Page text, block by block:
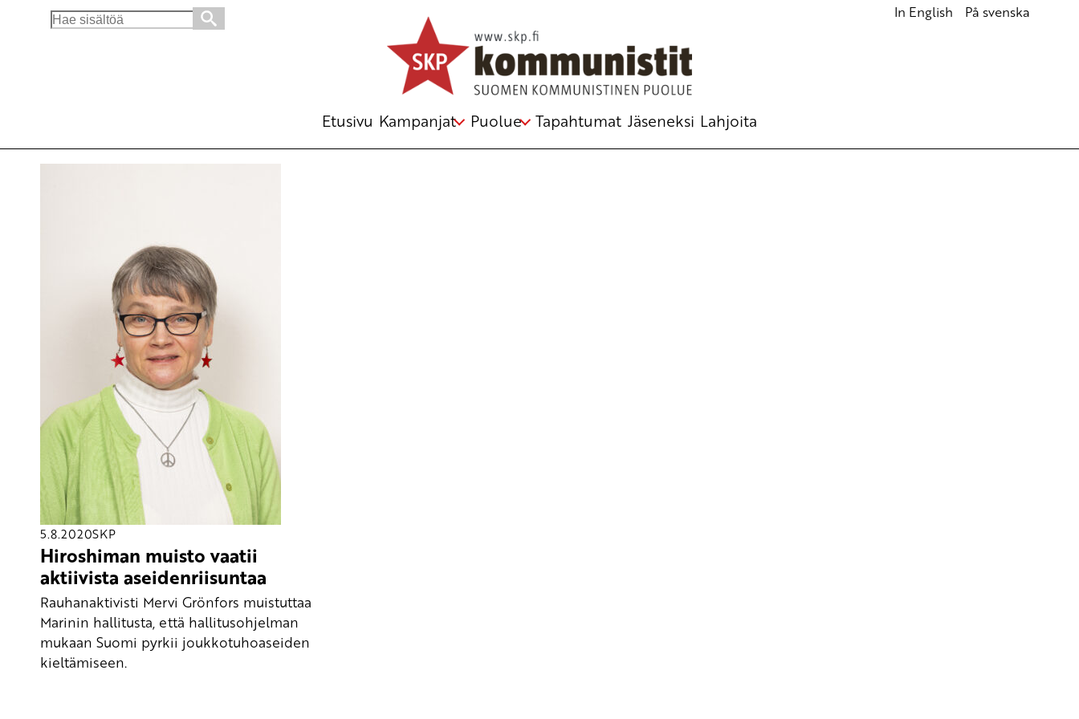
Search
In English På svenska
Etusivu Kampanjat Puolue Tapahtumat Jäseneksi Lahjoita
Avainsana
joukkotuhoaseet
5.8.2020SKP
Hiroshiman muisto vaatii
aktiivista aseidenriisuntaa
Rauhanaktivisti Mervi Grönfors muistuttaa
Marinin hallitusta, että hallitusohjelman
mukaan Suomi pyrkii joukkotuhoaseiden
kieltämiseen.